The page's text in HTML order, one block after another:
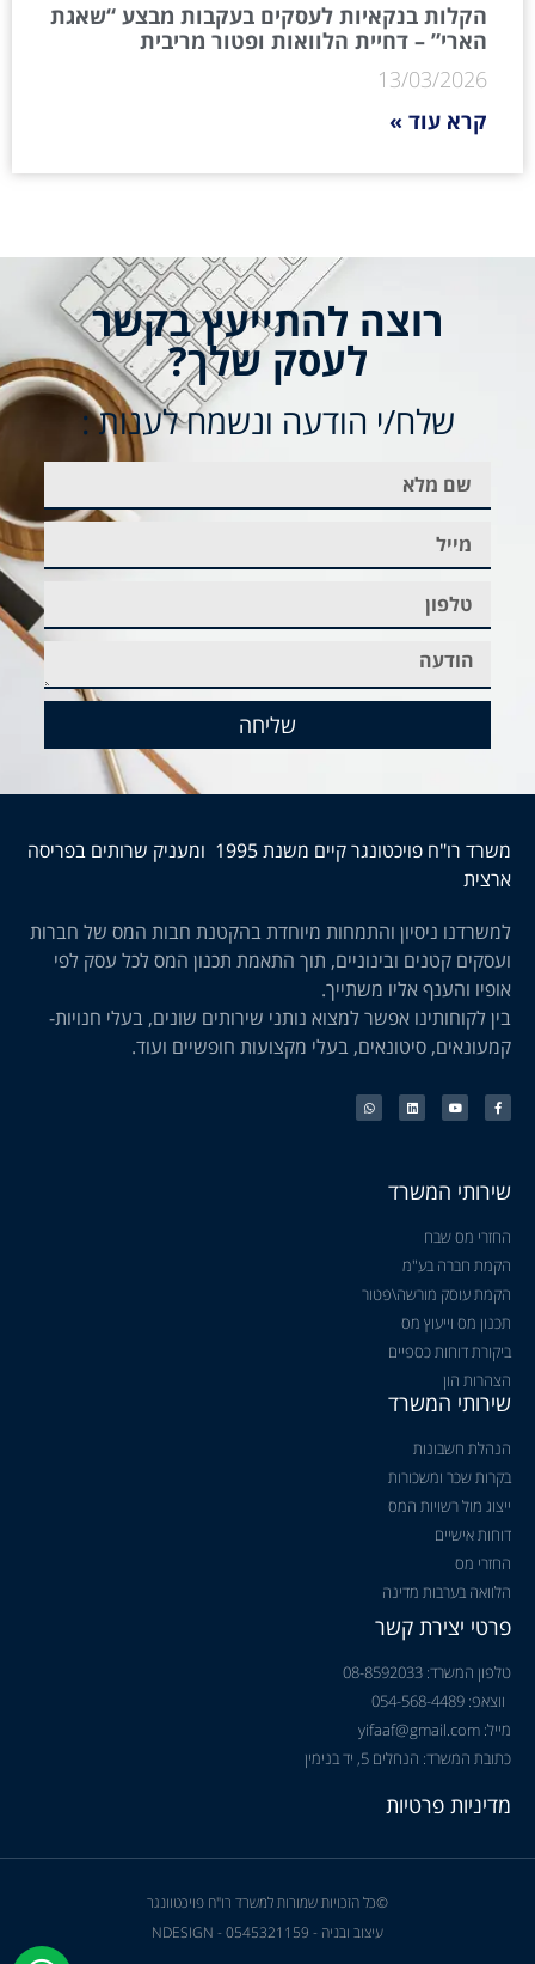
הקלות בנקאיות לעסקים בעקבות מבצע “שאגת
הארי” – דחיית הלוואות ופטור מריבית
13/03/2026
קרא עוד »
רוצה להתייעץ בקשר
לעסק שלך?
שלח/י הודעה ונשמח לענות :
שליחה
משרד רו"ח פויכטונגר קיים משנת 1995 ומעניק שרותים בפריסה
ארצית
למשרדנו ניסיון והתמחות מיוחדת בהקטנת חבות המס של חברות
ועסקים קטנים ובינוניים, תוך התאמת תכנון המס לכל עסק לפי
אופיו והענף אליו משתייך.
בין לקוחותינו אפשר למצוא נותני שירותים שונים, בעלי חנויות-
קמעונאים, סיטונאים, בעלי מקצועות חופשיים ועוד.
שירותי המשרד
החזרי מס שבח
הקמת חברה בע"מ
הקמת עוסק מורשה\פטור
תכנון מס וייעוץ מס
ביקורת דוחות כספיים
הצהרות הון
שירותי המשרד
הנהלת חשבונות
בקרות שכר ומשכורות
ייצוג מול רשויות המס
דוחות אישיים
החזרי מס
הלוואה בערבות מדינה
פרטי יצירת קשר
טלפון המשרד: 08-8592033
ווצאפ: 054-568-4489
מייל: yifaaf@gmail.com
כתובת המשרד: הנחלים 5, יד בנימין
מדיניות פרטיות
©כל הזכויות שמורות למשרד רו"ח פויכטוונגר
עיצוב ובניה - NDESIGN - 0545321159